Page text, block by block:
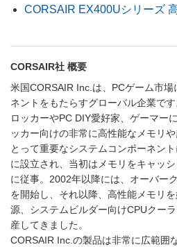
CORSAIR EX400Uシリーズ
CORSAIR社 概要
米国CORSAIR Inc.は、PCゲーム市
ネントをもたらすグローバル企業で
ロッカーやPC DIY愛好家、ゲーマー
ッカー向けの非常に高性能なメモリ
とって重要なシステムコンポーネン
に設立され、当初はメモリをキャッ
に従事。2002年以降には、オーバー
を開始し、それ以降、高性能メモリ
源、システムビルダー向けCPUクー
産してきました。
CORSAIR Inc.の製品は非常に広範囲